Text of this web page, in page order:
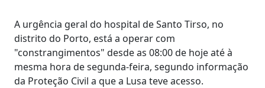
A urgência geral do hospital de Santo Tirso, no
distrito do Porto, está a operar com
"constrangimentos" desde as 08:00 de hoje até à
mesma hora de segunda-feira, segundo informação
da Proteção Civil a que a Lusa teve acesso.